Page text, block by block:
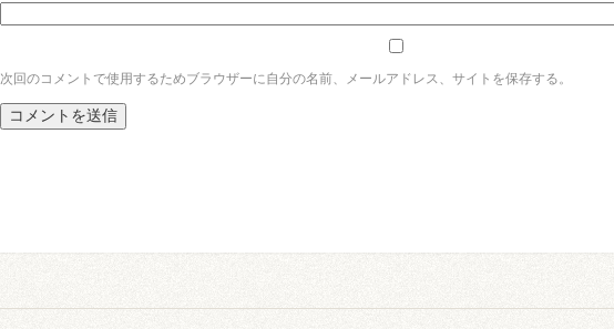
次回のコメントで使用するためブラウザーに自分の名前、メールアドレス、サイトを保存する。